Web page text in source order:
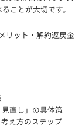
ことが大切です。
リット・解約返戻
直し」の具体策
え方のステップ